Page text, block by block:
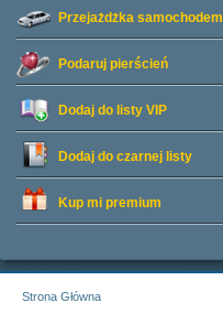
Przejażdżka samochodem
Podaruj pierścień
Dodaj do listy VIP
Dodaj do czarnej listy
Kup mi premium
Strona Główna